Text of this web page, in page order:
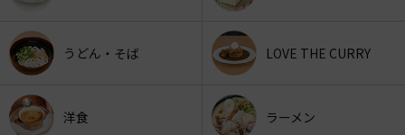
うどん・そば LOVE THE CURRY
洋食 ラーメン